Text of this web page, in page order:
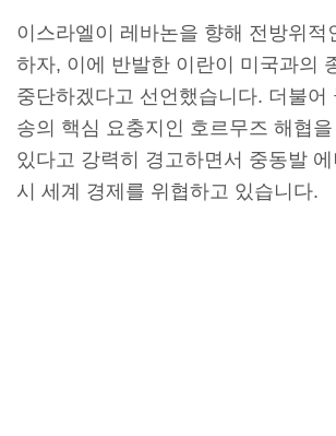
이스라엘이 레바논을 향해 전방위적
하자, 이에 반발한 이란이 미국과의
중단하겠다고 선언했습니다. 더불어
송의 핵심 요충지인 호르무즈 해협
있다고 강력히 경고하면서 중동발
시 세계 경제를 위협하고 있습니다.